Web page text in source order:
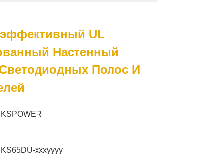
UL
Настенный
Полос И
KSPOWER
KS65DU-xxxyyyy